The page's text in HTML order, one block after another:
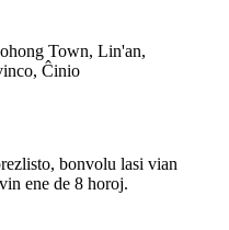
Town, Lin'an,
Ĉinio
bonvolu lasi vian
ene de 8 horoj.